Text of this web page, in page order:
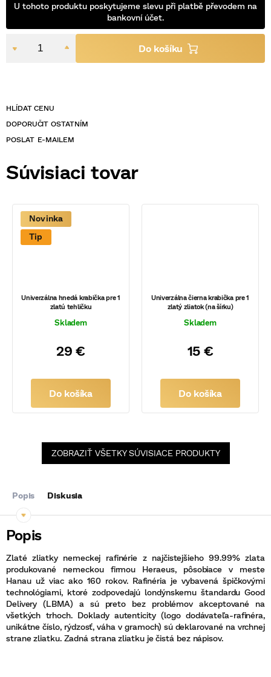
POSLAT
U tohoto produktu poskytujeme slevu při platbě převodem na
bankovní účet.
Súvisiaci tovar
Novinka
Tip
Univerzálna hnedá krabička pre 1
zlatú tehličku
Skladem
29 €
Do košíka
Univerzálna čierna krabička pre 1
zlatý zliatok (na šírku)
Skladem
15 €
Do košíka
ZOBRAZIŤ VŠETKY SÚVISIACE PRODUKTY
Popis Diskusia
Zlaté zliatky nemeckej rafinérie z najčistejšieho 99.99% zlata
produkované nemeckou firmou Heraeus, pôsobiace v meste
Hanau už viac ako 160 rokov. Rafinéria je vybavená špičkovými
technológiami, ktoré zodpovedajú londýnskemu štandardu Good
Delivery (LBMA) a sú preto bez problémov akceptované na
všetkých trhoch. Doklady autenticity (logo dodávateľa-rafinéra,
unikátne číslo, rýdzosť, váha v gramoch) sú deklarované na vrchnej
strane zliatku. Zadná strana zliatku je čistá bez nápisov.